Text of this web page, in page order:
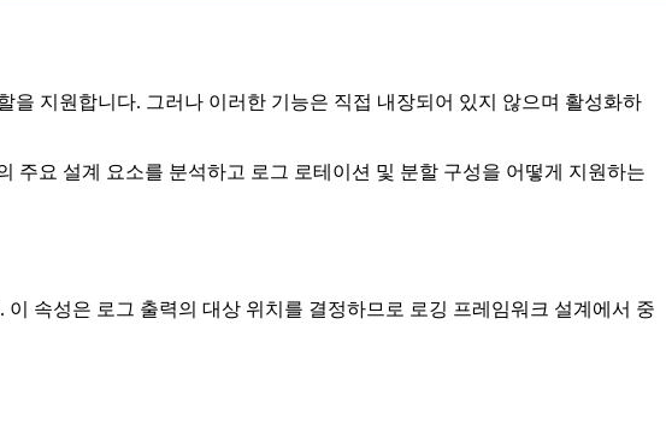
지원합니다. 그러나 이러한 기능은 직접 내장되어 있지 않으며 활성화하
주요 설계 요소를 분석하고 로그 로테이션 및 분할 구성을 어떻게 지원하는
속성은 로그 출력의 대상 위치를 결정하므로 로깅 프레임워크 설계에서 중